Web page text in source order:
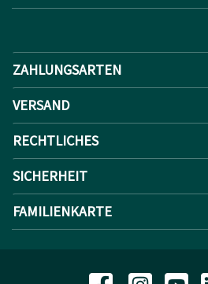
ZAHLUNGSARTEN
VERSAND
RECHTLICHES
SICHERHEIT
FAMILIENKARTE